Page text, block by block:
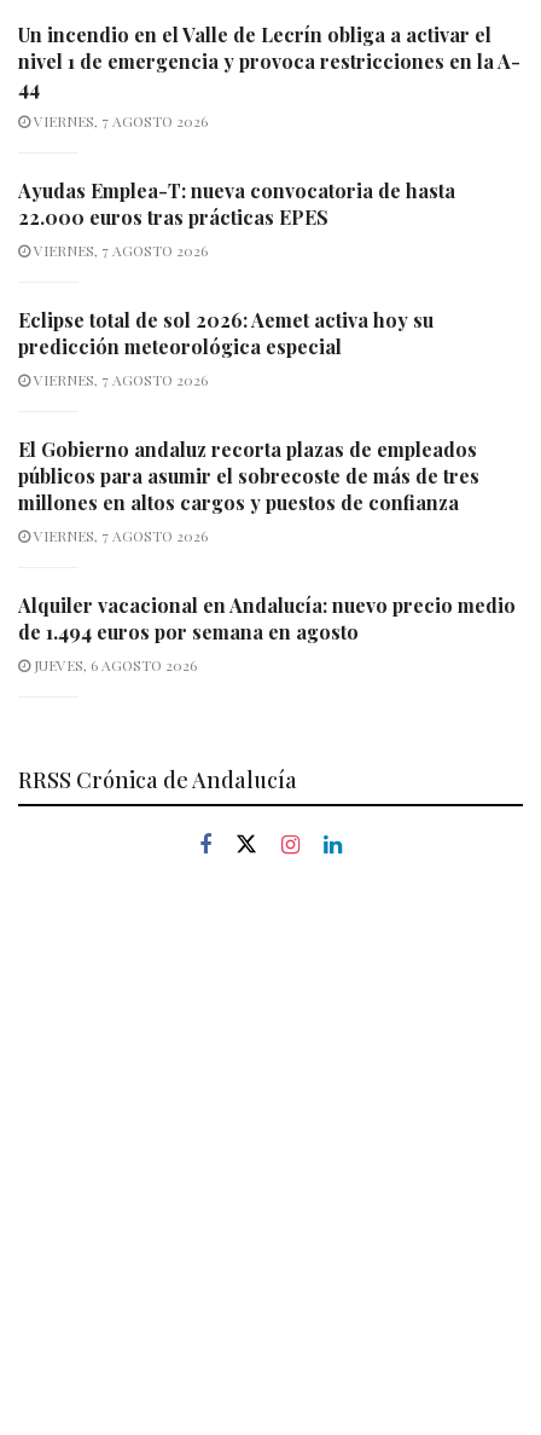
Un incendio en el Valle de Lecrín obliga a activar el
nivel 1 de emergencia y provoca restricciones en la A-
44
VIERNES, 7 AGOSTO 2026
Ayudas Emplea-T: nueva convocatoria de hasta
22.000 euros tras prácticas EPES
VIERNES, 7 AGOSTO 2026
Eclipse total de sol 2026: Aemet activa hoy su
predicción meteorológica especial
VIERNES, 7 AGOSTO 2026
El Gobierno andaluz recorta plazas de empleados
públicos para asumir el sobrecoste de más de tres
millones en altos cargos y puestos de confianza
VIERNES, 7 AGOSTO 2026
Alquiler vacacional en Andalucía: nuevo precio medio
de 1.494 euros por semana en agosto
JUEVES, 6 AGOSTO 2026
RRSS Crónica de Andalucía